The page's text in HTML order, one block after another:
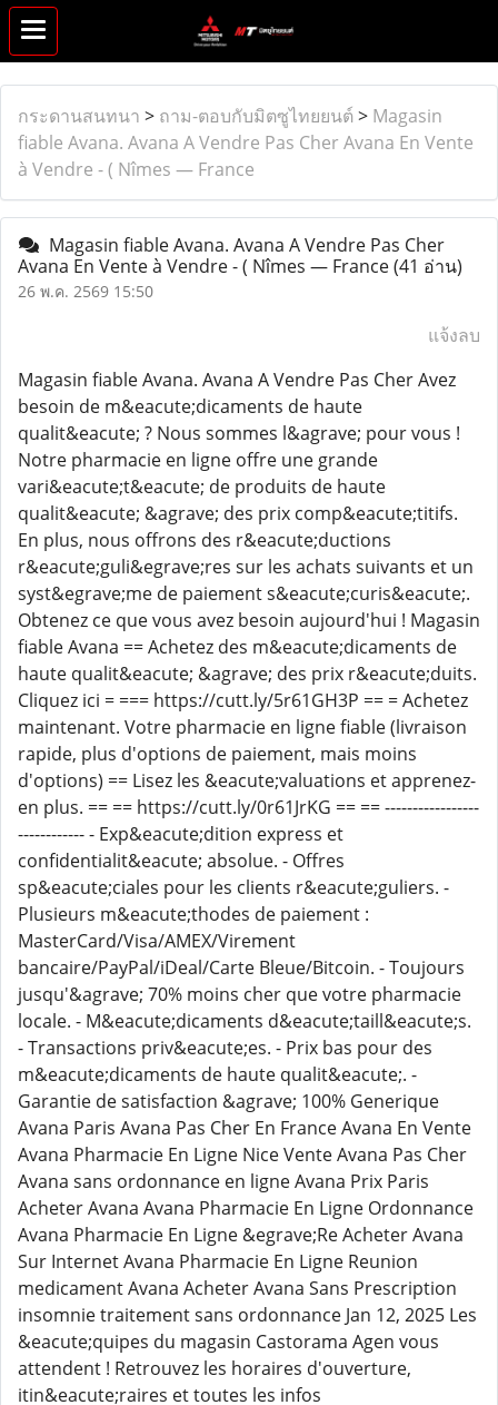
กระดานสนทนา > ถาม-ตอบกับมิตซูไทยยนต์ > Magasin
fiable Avana. Avana A Vendre Pas Cher Avana En Vente
à Vendre - ( Nîmes — France
Magasin fiable Avana. Avana A Vendre Pas Cher
Avana En Vente à Vendre - ( Nîmes — France(41 อ่าน)
26 พ.ค. 2569 15:50
แจ้งลบ
Magasin fiable Avana. Avana A Vendre Pas Cher Avez
besoin de m&eacute;dicaments de haute
qualit&eacute; ? Nous sommes l&agrave; pour vous !
Notre pharmacie en ligne offre une grande
vari&eacute;t&eacute; de produits de haute
qualit&eacute; &agrave; des prix comp&eacute;titifs.
En plus, nous offrons des r&eacute;ductions
r&eacute;guli&egrave;res sur les achats suivants et un
syst&egrave;me de paiement s&eacute;curis&eacute;.
Obtenez ce que vous avez besoin aujourd'hui ! Magasin
fiable Avana == Achetez des m&eacute;dicaments de
haute qualit&eacute; &agrave; des prix r&eacute;duits.
Cliquez ici = === https://cutt.ly/5r61GH3P == = Achetez
maintenant. Votre pharmacie en ligne fiable (livraison
rapide, plus d'options de paiement, mais moins
d'options) == Lisez les &eacute;valuations et apprenez-
en plus. == == https://cutt.ly/0r61JrKG == == -----------------
------------ - Exp&eacute;dition express et
confidentialit&eacute; absolue. - Offres
sp&eacute;ciales pour les clients r&eacute;guliers. -
Plusieurs m&eacute;thodes de paiement :
MasterCard/Visa/AMEX/Virement
bancaire/PayPal/iDeal/Carte Bleue/Bitcoin. - Toujours
jusqu'&agrave; 70% moins cher que votre pharmacie
locale. - M&eacute;dicaments d&eacute;taill&eacute;s.
- Transactions priv&eacute;es. - Prix bas pour des
m&eacute;dicaments de haute qualit&eacute;. -
Garantie de satisfaction &agrave; 100% Generique
Avana Paris Avana Pas Cher En France Avana En Vente
Avana Pharmacie En Ligne Nice Vente Avana Pas Cher
Avana sans ordonnance en ligne Avana Prix Paris
Acheter Avana Avana Pharmacie En Ligne Ordonnance
Avana Pharmacie En Ligne &egrave;Re Acheter Avana
Sur Internet Avana Pharmacie En Ligne Reunion
medicament Avana Acheter Avana Sans Prescription
insomnie traitement sans ordonnance Jan 12, 2025 Les
&eacute;quipes du magasin Castorama Agen vous
attendent ! Retrouvez les horaires d'ouverture,
itin&eacute;raires et toutes les infos